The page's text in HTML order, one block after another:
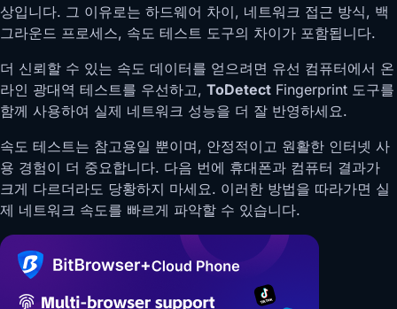
상입니다. 그 이유로는 하드웨어 차이, 네트워크 접근 방식, 백
그라운드 프로세스, 속도 테스트 도구의 차이가 포함됩니다.
더 신뢰할 수 있는 속도 데이터를 얻으려면 유선 컴퓨터에서 온
라인 광대역 테스트를 우선하고, ToDetect Fingerprint 도구를
함께 사용하여 실제 네트워크 성능을 더 잘 반영하세요.
속도 테스트는 참고용일 뿐이며, 안정적이고 원활한 인터넷 사
용 경험이 더 중요합니다. 다음 번에 휴대폰과 컴퓨터 결과가
크게 다르더라도 당황하지 마세요. 이러한 방법을 따라가면 실
제 네트워크 속도를 빠르게 파악할 수 있습니다.